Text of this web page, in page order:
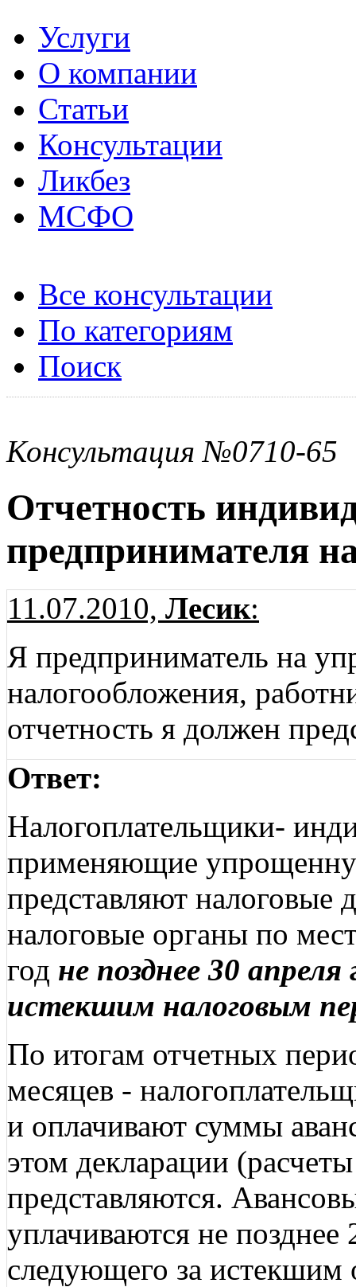
Услуги
О компании
Статьи
Консультации
Ликбез
МСФО
Все консультации
По категориям
Поиск
Консультация №0710-65
Отчетность
предпринимателя
11.07.2010, Лесик:
Я предприниматель на
налогообложения,
отчетность я должен
Ответ:
Налогоплательщики-
применяющие
представляют
налоговые органы по
год не позднее 30 апреля
истекшим налоговым
По итогам отчетных
месяцев -
и оплачивают суммы
этом декларации
представляются.
уплачиваются не позднее
следующего за